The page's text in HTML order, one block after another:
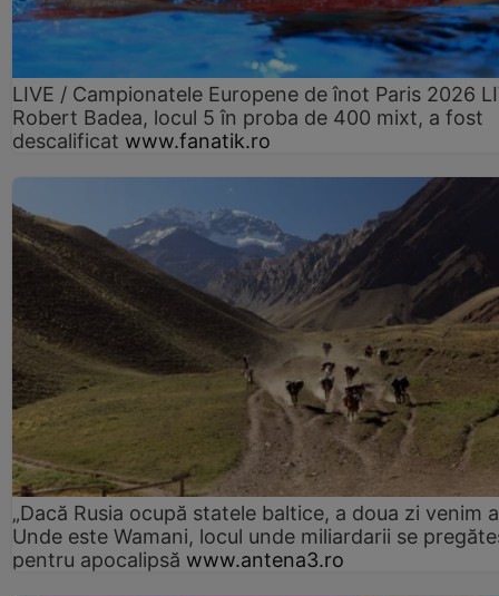
LIVE / Campionatele Europene de înot Paris 2026
Robert Badea, locul 5 în proba de 400 mixt, a fost
descalificat www.fanatik.ro
„Dacă Rusia ocupă statele baltice, a doua zi venim
Unde este Wamani, locul unde miliardarii se
pentru apocalipsă www.antena3.ro